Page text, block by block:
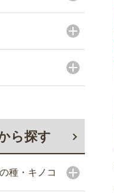
ら探す
種・キノコ